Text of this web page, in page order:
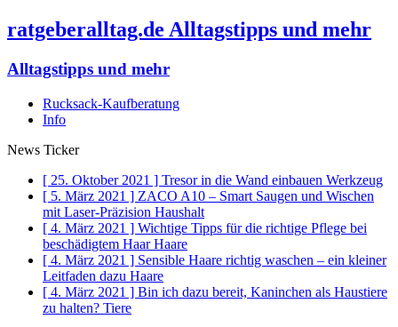
ratgeberalltag.de Alltagstipps und mehr
Alltagstipps und mehr
Rucksack-Kaufberatung
Info
News Ticker
[ 25. Oktober 2021 ] Tresor in die Wand einbauen Werkzeug
[ 5. März 2021 ] ZACO A10 – Smart Saugen und Wischen
mit Laser-Präzision Haushalt
[ 4. März 2021 ] Wichtige Tipps für die richtige Pflege bei
beschädigtem HaarHaare
[ 4. März 2021 ] Sensible Haare richtig waschen – ein kleiner
Leitfaden dazu Haare
[ 4. März 2021 ] Bin ich dazu bereit, Kaninchen als Haustiere
zu halten? Tiere